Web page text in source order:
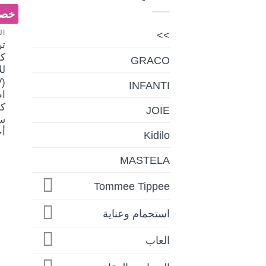
>>
GRACO
INFANTI
JOIE
Kidilo
MASTELA
Tommee Tippee
استحمام وعناية
العاب
خصم